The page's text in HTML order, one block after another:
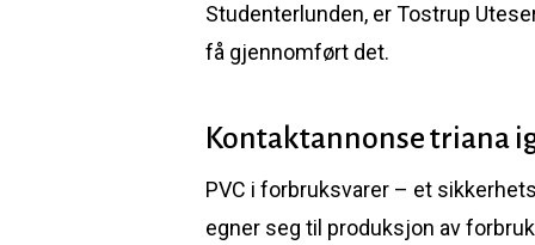
Studenterlunden, er Tostrup
få gjennomført det.
Kontaktannonse triana
PVC i forbruksvarer – et
egner seg til produksjon av